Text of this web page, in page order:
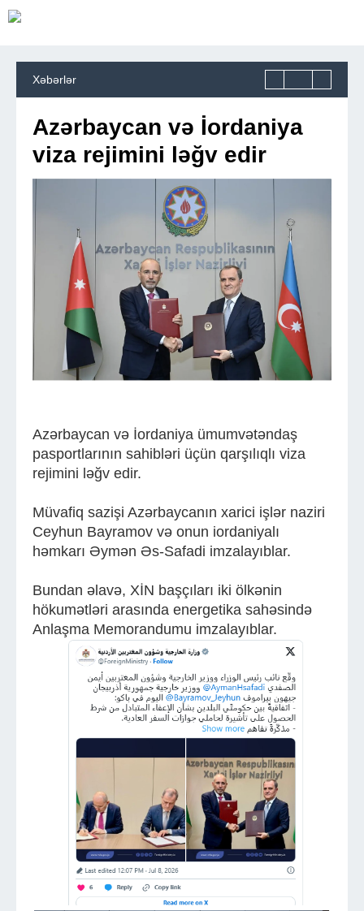
Xəbərlər
Azərbaycan və İordaniya
viza rejimini ləğv edir
Azərbaycan və İordaniya ümumvətəndaş
pasportlarının sahibləri üçün qarşılıqlı viza
rejimini ləğv edir.
Müvafiq sazişi Azərbaycanın xarici işlər naziri
Ceyhun Bayramov və onun iordaniyalı
həmkarı Əymən Əs-Safadi imzalayıblar.
Bundan əlavə, XİN başçıları iki ölkənin
hökumətləri arasında energetika sahəsində
Anlaşma Memorandumu imzalayıblar.